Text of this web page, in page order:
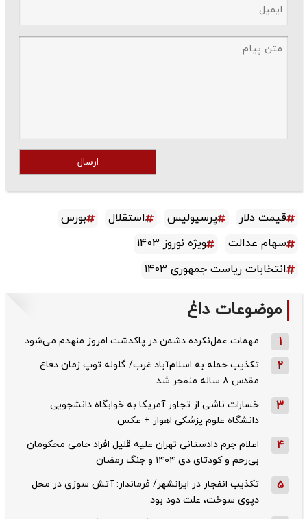
ارسال
قیمت دلار پرسپولیس استقلال
بورس
سهام عدالت
ویژه نوروز 1403
انتخابات ریاست جمهوری 1403
موضوعات داغ
1 مهمات عمل‌نکرده دشمن در پاکدشت امروز منهدم می‌شود
2
تکذیب حمله به اسلام‌آباد غرب/ گلوله توپ زمان دفاع
مقدس ۸ ساله منفجر شد
3
خسارات ناشی از تجاوز آمریکا به خوابگاه دانشجویی
دانشگاه علوم پزشکی اهواز + عکس
4
اعلام جرم دادستانی تهران علیه قلیل افراد حامی محکومان
بی‌رحم و کودتای دی‌ ۱۴۰۴ و جنگ رمضان
5
تکذیب ‌انفجار در ایرانشهر/ فرماندار: آتش سوزی در محل
دپوی سوخت، علت دود بود